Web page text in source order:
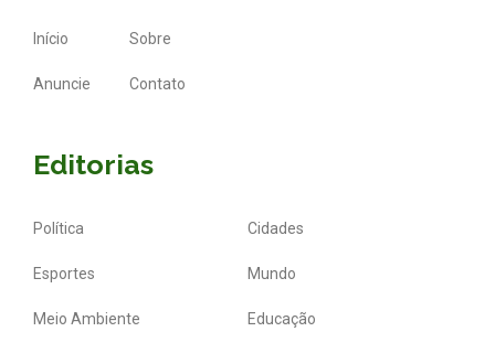
Início Sobre
Anuncie Contato
Editorias
Política Cidades
Esportes Mundo
Meio Ambiente Educação